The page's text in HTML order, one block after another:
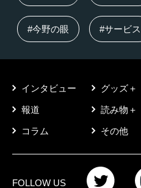
#今野の眼 #サービス
インタビュー グッズ＋
報道 読み物＋
コラム その他
FOLLOW US